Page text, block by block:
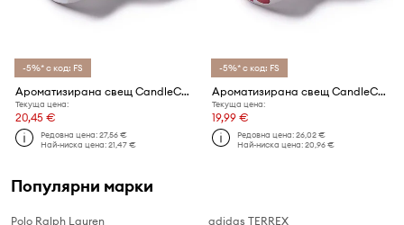
-5%* с код: FS
Ароматизирана свещ CandleCan Vanilla Egg
Текуща цена:
20,45 €
Редовна цена:27,56 €
Най-ниска цена:21,47 €
-5%* с код: FS
Ароматизирана свещ CandleCan Fruity Cherry
Текуща цена:
19,99 €
Редовна цена:26,02 €
Най-ниска цена:20,96 €
Популярни марки
Polo Ralph Lauren
adidas TERREX